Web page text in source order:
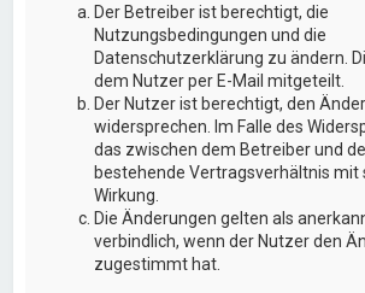
Der Betreiber ist berechtigt, die
Nutzungsbedingungen und die
Datenschutzerklärung zu ändern.
dem Nutzer per E-Mail mitgeteilt.
Der Nutzer ist berechtigt, den
widersprechen. Im Falle des
das zwischen dem Betreiber und
bestehende Vertragsverhältnis
Wirkung.
Die Änderungen gelten als
verbindlich, wenn der Nutzer den
zugestimmt hat.